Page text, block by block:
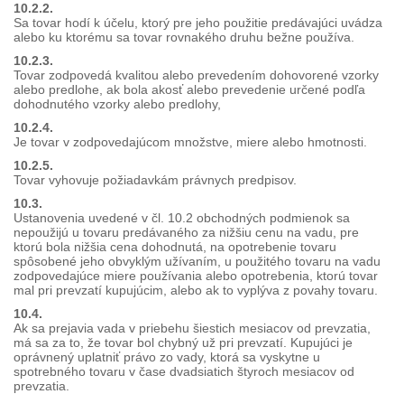
10.2.2.
Sa tovar hodí k účelu, ktorý pre jeho použitie predávajúci uvádza
alebo ku ktorému sa tovar rovnakého druhu bežne používa.
10.2.3.
Tovar zodpovedá kvalitou alebo prevedením dohovorené vzorky
alebo predlohe, ak bola akosť alebo prevedenie určené podľa
dohodnutého vzorky alebo predlohy,
10.2.4.
Je tovar v zodpovedajúcom množstve, miere alebo hmotnosti.
10.2.5.
Tovar vyhovuje požiadavkám právnych predpisov.
10.3.
Ustanovenia uvedené v čl. 10.2 obchodných podmienok sa
nepoužijú u tovaru predávaného za nižšiu cenu na vadu, pre
ktorú bola nižšia cena dohodnutá, na opotrebenie tovaru
spôsobené jeho obvyklým užívaním, u použitého tovaru na vadu
zodpovedajúce miere používania alebo opotrebenia, ktorú tovar
mal pri prevzatí kupujúcim, alebo ak to vyplýva z povahy tovaru.
10.4.
Ak sa prejavia vada v priebehu šiestich mesiacov od prevzatia,
má sa za to, že tovar bol chybný už pri prevzatí. Kupujúci je
oprávnený uplatniť právo zo vady, ktorá sa vyskytne u
spotrebného tovaru v čase dvadsiatich štyroch mesiacov od
prevzatia.